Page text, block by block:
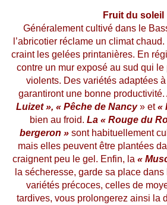
Fruit du soleil
Généralement cultivé dans le
l’abricotier réclame un climat
craint les gelées printanières. En
contre un mur exposé au sud qui
violents. Des variétés adaptées
garantiront une bonne
Luizet », « Pêche de Nancy» et«
bien au froid. La « Rouge du
bergeron »sont habituellement
mais elles peuvent être plantées
craignent peu le gel. Enfin, la «
la sécheresse, garde sa place
variétés précoces, celles de
tardives, vous prolongerez ainsi la